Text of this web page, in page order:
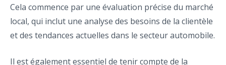
Cela commence par une évaluation précise du marché
local, qui inclut une analyse des besoins de la clientèle
et des tendances actuelles dans le secteur automobile.
Il est également essentiel de tenir compte de la